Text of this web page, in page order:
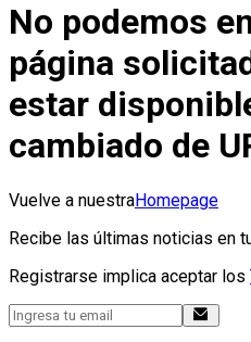
No podemos
página
estar
cambiado de
Vuelve a nuestraHomepage
Recibe las últimas noticias en
Registrarse implica aceptar los